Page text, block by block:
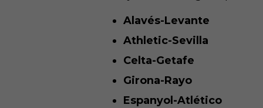
Alavés-Levante
Athletic-Sevilla
Celta-Getafe
Girona-Rayo
Espanyol-Atlético